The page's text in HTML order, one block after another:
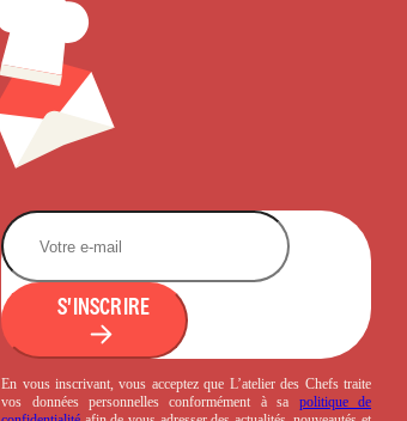
S'INSCRIRE
En vous inscrivant, vous acceptez que L’atelier des Chefs traite
vos données personnelles conformément à sa politique de